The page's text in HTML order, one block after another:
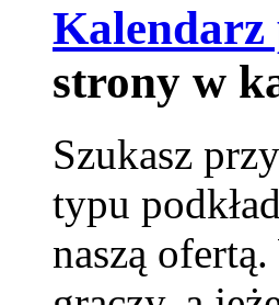
Kalendarz
strony w
Szukasz
typu
naszą